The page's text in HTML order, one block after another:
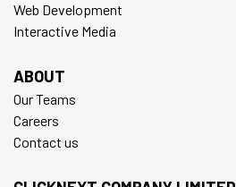
Web Development
Interactive Media
ABOUT
Our Teams
Careers
Contact us